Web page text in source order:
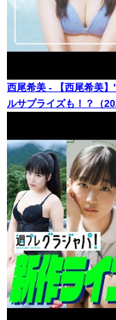
西尾希美 - 【西尾希美
ルサプライズも！？（